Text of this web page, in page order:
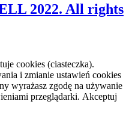
2022. All rights
cookies (ciasteczka).
i zmianie ustawień cookies
wyrażasz zgodę na używanie
przeglądarki. Akceptuj